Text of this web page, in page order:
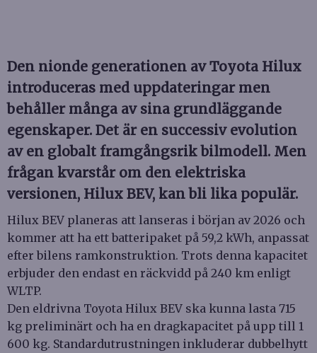
Den nionde generationen av Toyota Hilux
introduceras med uppdateringar men
behåller många av sina grundläggande
egenskaper. Det är en successiv evolution
av en globalt framgångsrik bilmodell. Men
frågan kvarstår om den elektriska
versionen, Hilux BEV, kan bli lika populär.
Hilux BEV planeras att lanseras i början av 2026 och
kommer att ha ett batteripaket på 59,2 kWh, anpassat
efter bilens ramkonstruktion. Trots denna kapacitet
erbjuder den endast en räckvidd på 240 km enligt
WLTP.
Den eldrivna Toyota Hilux BEV ska kunna lasta 715
kg preliminärt och ha en dragkapacitet på upp till 1
600 kg. Standardutrustningen inkluderar dubbelhytt